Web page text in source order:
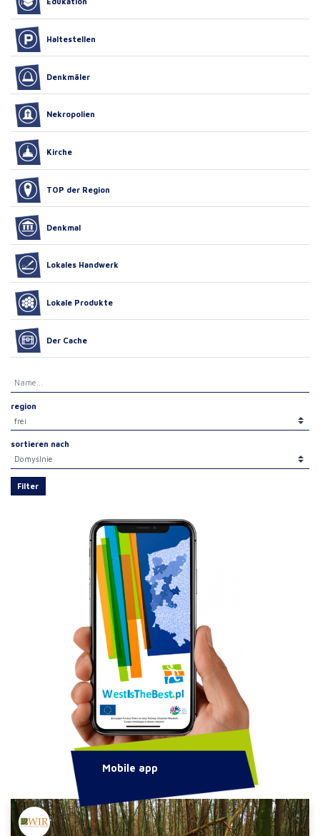
Haltestellen
Denkmäler
Nekropolien
Kirche
TOP der Region
Denkmal
Lokales Handwerk
Lokale Produkte
Der Cache
region
sortieren nach
Filter
Mobile app